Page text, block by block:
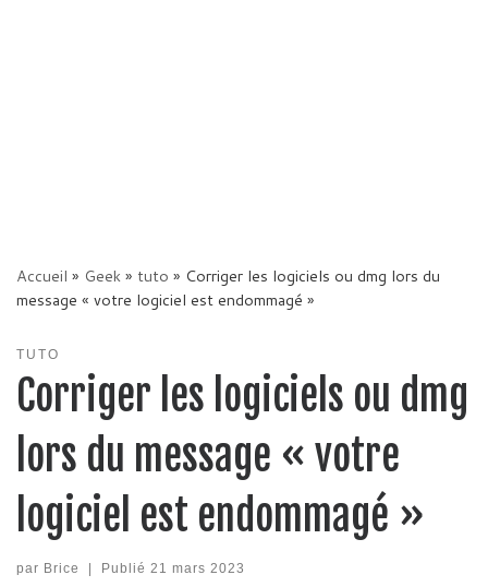
Accueil » Geek» tuto » Corriger les logiciels ou dmg lors du
message « votre logiciel est endommagé »
TUTO
Corriger les logiciels ou dmg
lors du message « votre
logiciel est endommagé »
par Brice Publié 21 mars 2023